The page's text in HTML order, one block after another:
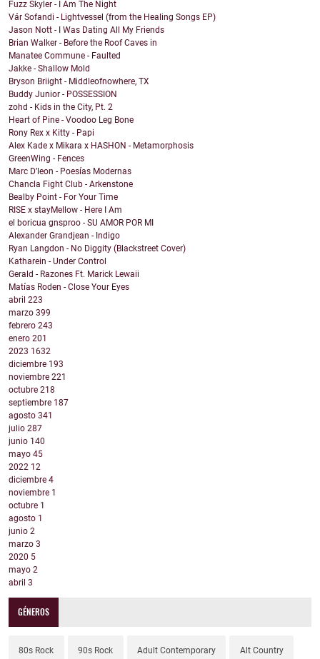
Fuzz Skyler - I Am The Night
Vár Sofandi - Lightvessel (from the Healing Songs EP)
Jason Nott - I Was Dating All My Friends
Brian Walker - Before the Roof Caves in
Manatee Commune - Faulted
Jakke - Shallow Mold
Bryson Briight - Middleofnowhere, TX
Buddy Junior - POSSESSION
zohd - Kids in the City, Pt. 2
Heart of Pine - Voodoo Leg Bone
Rony Rex x Kitty - Papi
Alex Kade x Mikara x HASHON - Metamorphosis
GreenWing - Fences
Marc D’leon - Poesías Modernas
Chancla Fight Club - Arkenstone
Bealby Point - For Your Time
RISE x stayMellow - Here I Am
el boricua gnsproo - SU AMOR POR MI
Alexander Grandjean - Indigo
Ryan Langdon - No Diggity (Blackstreet Cover)
Katharein - Under Control
Gerald - Razones Ft. Marick Lewaii
Matías Roden - Close Your Eyes
abril 223
marzo 399
febrero 243
enero 201
2023 1632
diciembre 193
noviembre 221
octubre 218
septiembre 187
agosto 341
julio 287
junio 140
mayo 45
2022 12
diciembre 4
noviembre 1
octubre 1
agosto 1
junio 2
marzo 3
2020 5
mayo 2
abril 3
GÉNEROS
80s Rock 90s Rock Adult Contemporary Alt Country